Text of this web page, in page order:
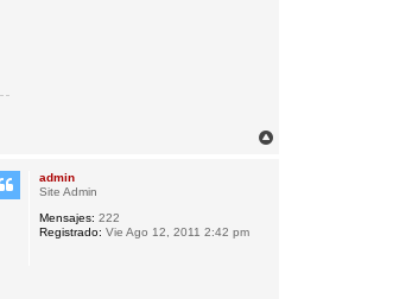
admin
Site Admin
Mensajes: 222
Registrado: Vie Ago 12, 2011 2:42 pm